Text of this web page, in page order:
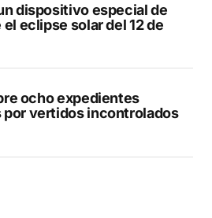
dispositivo especial de
eclipse solar del 12 de
ocho expedientes
por vertidos incontrolados